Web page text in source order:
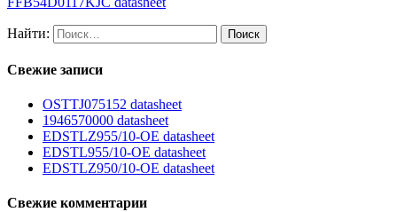
Найти:
Свежие записи
OSTTJ075152 datasheet
1946570000 datasheet
EDSTLZ955/10-OE datasheet
EDSTL955/10-OE datasheet
EDSTLZ950/10-OE datasheet
Свежие комментарии